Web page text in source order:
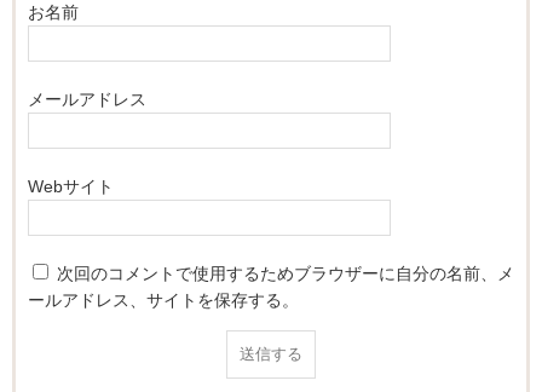
お名前
メールアドレス
Webサイト
次回のコメントで使用するためブラウザーに自分の名前、メ
ールアドレス、サイトを保存する。